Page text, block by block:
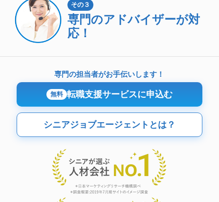
その３
専門のアドバイザーが対
応！
専門の担当者がお手伝いします！
無料 転職支援サービスに申込む
シニアジョブエージェントとは？